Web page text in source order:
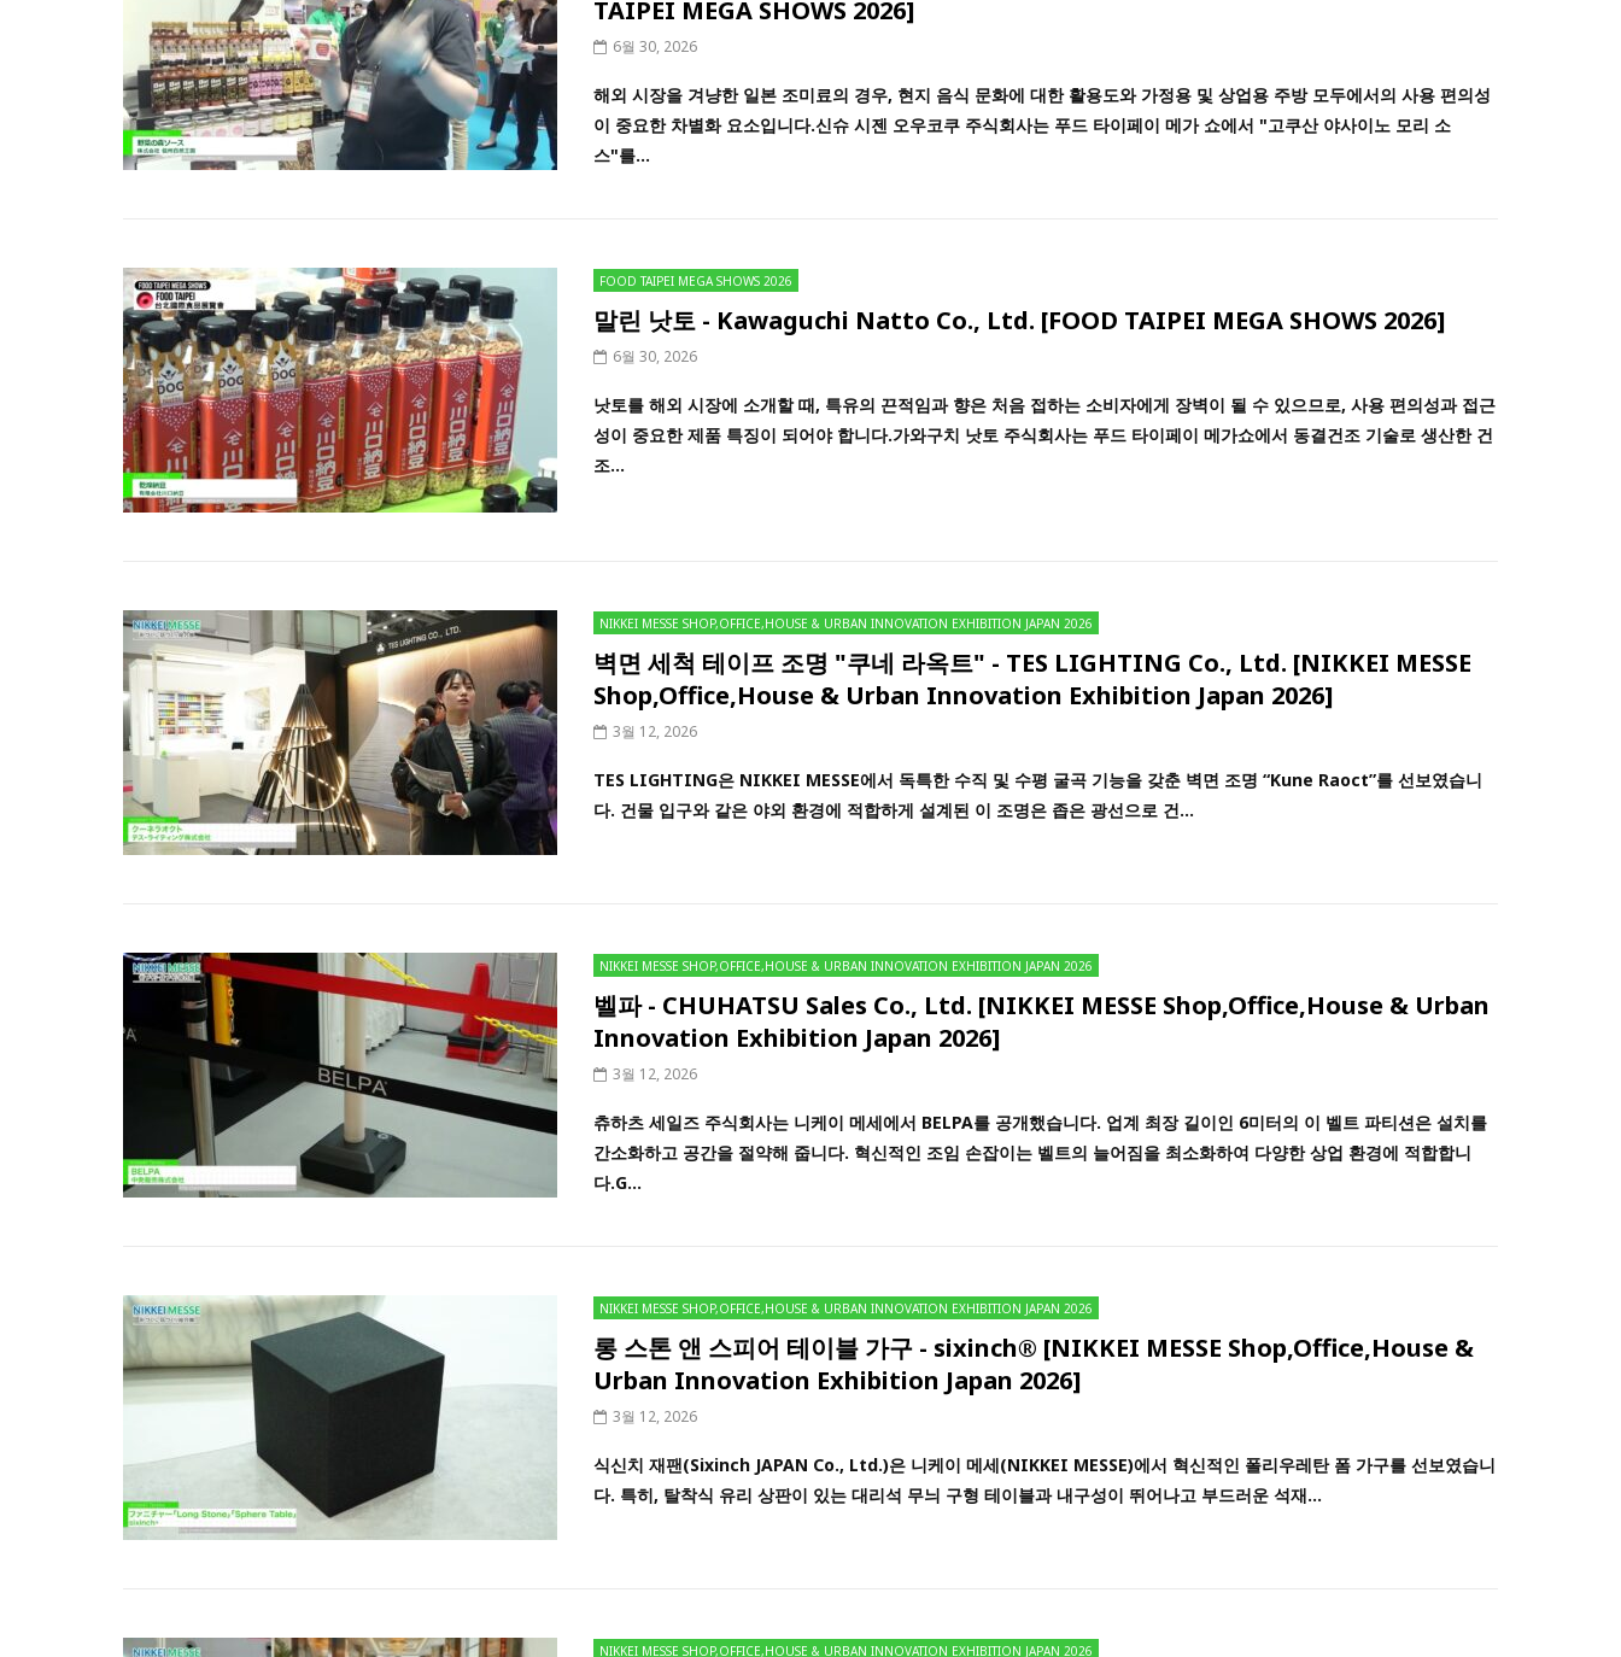
TAIPEI MEGA SHOWS 2026]
6월 30, 2026
해외 시장을 겨냥한 일본 조미료의 경우, 현지 음식 문화에 대한 활용도와 가정용 및 상업용 주방 모두에서의 사용 편의성
이 중요한 차별화 요소입니다.신슈 시젠 오우코쿠 주식회사는 푸드 타이페이 메가 쇼에서 "고쿠산 야사이노 모리 소
스"를...
FOOD TAIPEI MEGA SHOWS 2026
말린 낫토 - Kawaguchi Natto Co., Ltd. [FOOD TAIPEI MEGA SHOWS 2026]
6월 30, 2026
낫토를 해외 시장에 소개할 때, 특유의 끈적임과 향은 처음 접하는 소비자에게 장벽이 될 수 있으므로, 사용 편의성과 접근
성이 중요한 제품 특징이 되어야 합니다.가와구치 낫토 주식회사는 푸드 타이페이 메가쇼에서 동결건조 기술로 생산한 건
조...
NIKKEI MESSE SHOP,OFFICE,HOUSE & URBAN INNOVATION EXHIBITION JAPAN 2026
벽면 세척 테이프 조명 "쿠네 라옥트" - TES LIGHTING Co., Ltd. [NIKKEI MESSE
Shop,Office,House & Urban Innovation Exhibition Japan 2026]
3월 12, 2026
TES LIGHTING은 NIKKEI MESSE에서 독특한 수직 및 수평 굴곡 기능을 갖춘 벽면 조명 “Kune Raoct”를 선보였습니
다. 건물 입구와 같은 야외 환경에 적합하게 설계된 이 조명은 좁은 광선으로 건...
NIKKEI MESSE SHOP,OFFICE,HOUSE & URBAN INNOVATION EXHIBITION JAPAN 2026
벨파 - CHUHATSU Sales Co., Ltd. [NIKKEI MESSE Shop,Office,House & Urban
Innovation Exhibition Japan 2026]
3월 12, 2026
츄하츠 세일즈 주식회사는 니케이 메세에서 BELPA를 공개했습니다. 업계 최장 길이인 6미터의 이 벨트 파티션은 설치를
간소화하고 공간을 절약해 줍니다. 혁신적인 조임 손잡이는 벨트의 늘어짐을 최소화하여 다양한 상업 환경에 적합합니
다.G...
NIKKEI MESSE SHOP,OFFICE,HOUSE & URBAN INNOVATION EXHIBITION JAPAN 2026
롱 스톤 앤 스피어 테이블 가구 - sixinch® [NIKKEI MESSE Shop,Office,House &
Urban Innovation Exhibition Japan 2026]
3월 12, 2026
식신치 재팬(Sixinch JAPAN Co., Ltd.)은 니케이 메세(NIKKEI MESSE)에서 혁신적인 폴리우레탄 폼 가구를 선보였습니
다. 특히, 탈착식 유리 상판이 있는 대리석 무늬 구형 테이블과 내구성이 뛰어나고 부드러운 석재...
NIKKEI MESSE SHOP,OFFICE,HOUSE & URBAN INNOVATION EXHIBITION JAPAN 2026